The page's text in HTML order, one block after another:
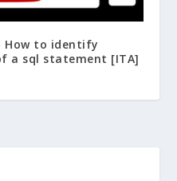
How to identify
a sql statement [ITA]